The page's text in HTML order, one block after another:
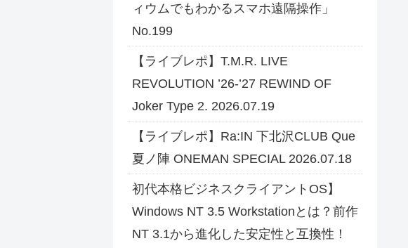
ィウムでもわかるスマホ遠隔操作」
No.199
【ライブレポ】T.M.R. LIVE
REVOLUTION ’26-’27 REWIND OF
Joker Type 2. 2026.07.19
【ライブレポ】Ra:IN 下北沢CLUB Que
夏ノ陣 ONEMAN SPECIAL 2026.07.18
初代本格ビジネスクライアントOS】
Windows NT 3.5 Workstationとは？前作
NT 3.1から進化した安定性と互換性！